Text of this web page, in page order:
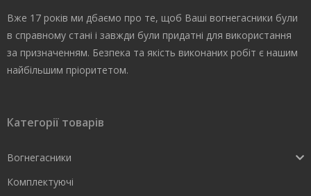
Вже 17 років ми дбаємо про те, щоб Ваші вогнегасники були
в справному стані і завжди були придатні для використання
за призначенням. Безпека та якість виконаних робіт є нашим
найбільшим пріоритетом.
Категорії товарів
Вогнегасники
Комплектуючі